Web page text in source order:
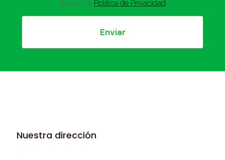
Acepto la Política de Privacidad
Nuestra dirección